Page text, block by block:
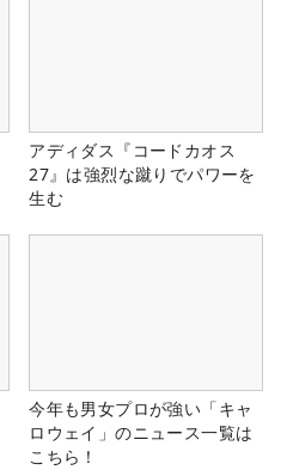
アディダス『コードカオス
27』は強烈な蹴りでパワーを
生む
今年も男女プロが強い「キャ
ロウェイ」のニュース一覧は
こちら！